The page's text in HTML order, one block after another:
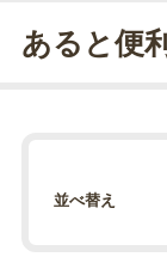
あると便
並べ替え